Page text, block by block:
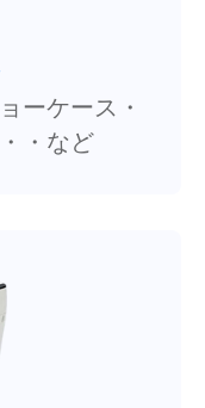
ーケース・
・など